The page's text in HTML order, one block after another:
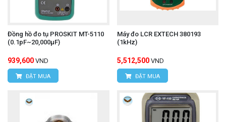
Đồng hồ đo tụ PROSKIT MT-5110
(0.1pF~20,000μF)
939,600 VND
ĐẶT MUA
Máy đo LCR EXTECH 380193
(1kHz)
5,512,500 VND
ĐẶT MUA